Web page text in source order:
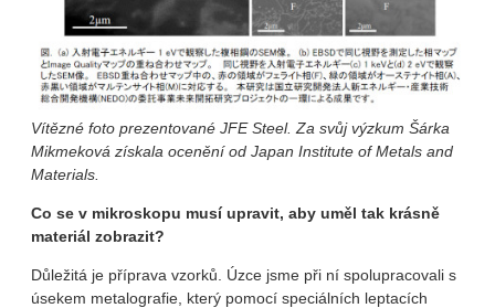
Vítězné foto prezentované JFE Steel. Za svůj výzkum Šárka
Mikmeková získala ocenění od Japan Institute of Metals and
Materials.
Co se v mikroskopu musí upravit, aby uměl tak krásně
materiál zobrazit?
Důležitá je příprava vzorků. Úzce jsme při ní spolupracovali s
úsekem metalografie, který pomocí speciálních leptacích